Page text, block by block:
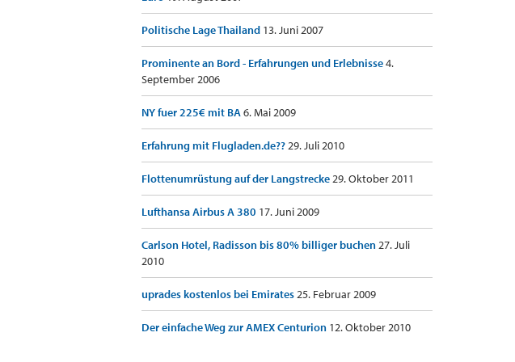
Politische Lage Thailand 13. Juni 2007
Prominente an Bord - Erfahrungen und Erlebnisse4.
September 2006
NY fuer 225€ mit BA6. Mai 2009
Erfahrung mit Flugladen.de??29. Juli 2010
Flottenumrüstung auf der Langstrecke29. Oktober 2011
Lufthansa Airbus A 380 17. Juni 2009
Carlson Hotel, Radisson bis 80% billiger buchen27. Juli
2010
uprades kostenlos bei Emirates25. Februar 2009
Der einfache Weg zur AMEX Centurion 12. Oktober 2010